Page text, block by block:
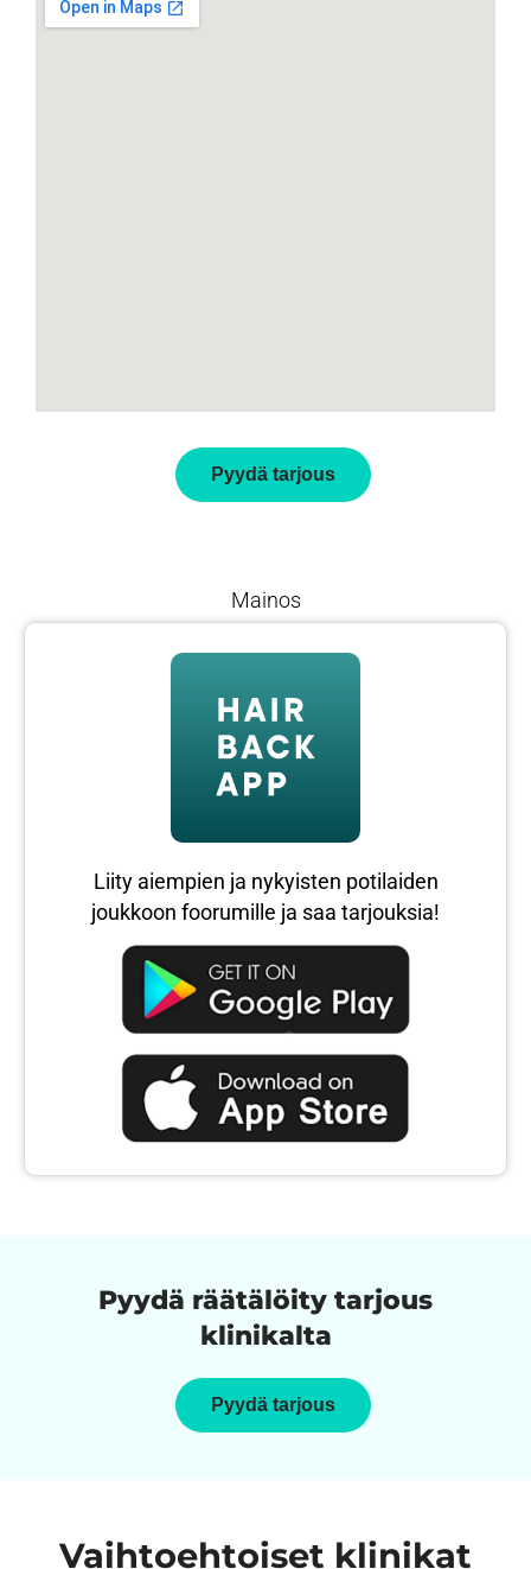
Pyydä tarjous
Mainos
Liity aiempien ja nykyisten potilaiden
joukkoon foorumille ja saa tarjouksia!
Pyydä räätälöity tarjous
klinikalta
Pyydä tarjous
Vaihtoehtoiset klinikat